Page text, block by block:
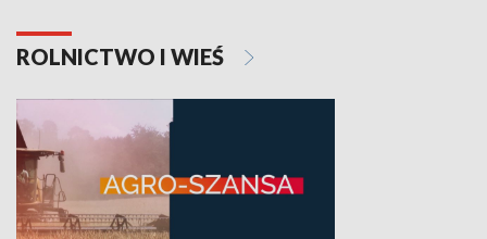
ROLNICTWO I WIEŚ